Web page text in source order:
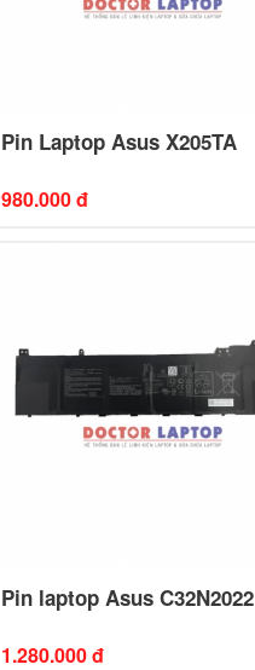
Pin Laptop Asus X205TA
980.000 đ
Pin laptop Asus C32N2022
1.280.000 đ